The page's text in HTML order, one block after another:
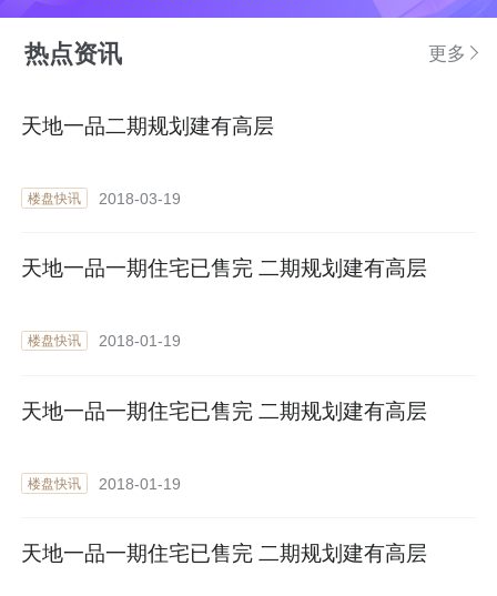
热点资讯 更多
天地一品二期规划建有高层
楼盘快讯 2018-03-19
天地一品一期住宅已售完 二期规划建有高层
楼盘快讯 2018-01-19
天地一品一期住宅已售完 二期规划建有高层
楼盘快讯 2018-01-19
天地一品一期住宅已售完 二期规划建有高层